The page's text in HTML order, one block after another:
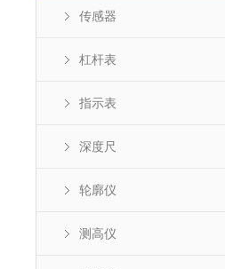
传感器
杠杆表
指示表
深度尺
轮廓仪
测高仪